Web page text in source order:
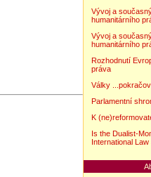
Vývoj a
humanitárního
Vývoj a
humanitárního
Rozhodnutí
práva
Války
Parlamentní
K
Is the Dualist-
International